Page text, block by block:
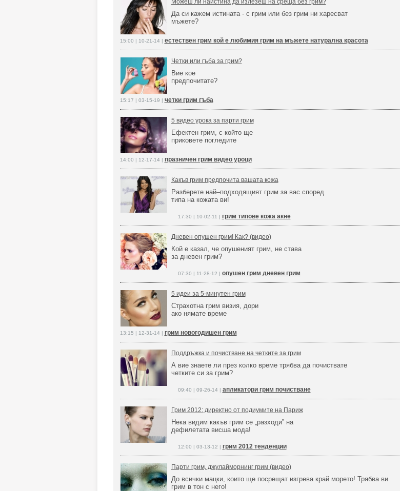
Можеш ли наистина да излезеш на среща без грим?
Да си кажем истината - с грим или без грим ни харесват
мъжете?
15:00 | 10-21-14 | естествен грим кой е любимия грим на мъжете натурална красота
Четки или гъба за грим?
Вие кое
предпочитате?
15:17 | 03-15-19 | четки грим гъба
5 видео урока за парти грим
Ефектен грим, с който ще
приковете погледите
14:00 | 12-17-14 | празничен грим видео уроци
Какъв грим предпочита вашата кожа
Разберете най–подходящият грим за вас според
типа на кожата ви!
17:30 | 10-02-11 | грим типове кожа акне
Дневен опушен грим! Как? (видео)
Кой е казал, че опушеният грим, не става
за дневен грим?
07:30 | 11-28-12 | опушен грим дневен грим
5 идеи за 5-минутен грим
Страхотна грим визия, дори
ако нямате време
13:15 | 12-31-14 | грим новогодишен грим
Поддръжка и почистване на четките за грим
А вие знаете ли през колко време трябва да почиствате
четките си за грим?
09:40 | 09-26-14 | апликатори грим почистване
Грим 2012: директно от подиумите на Париж
Нека видим какъв грим се „разходи” на
дефилетата висша мода!
12:00 | 03-13-12 | грим 2012 тенденции
Парти грим, джулайморнинг грим (видео)
До всички мацки, които ще посрещат изгрева край морето! Трябва ви
грим в тон с него!